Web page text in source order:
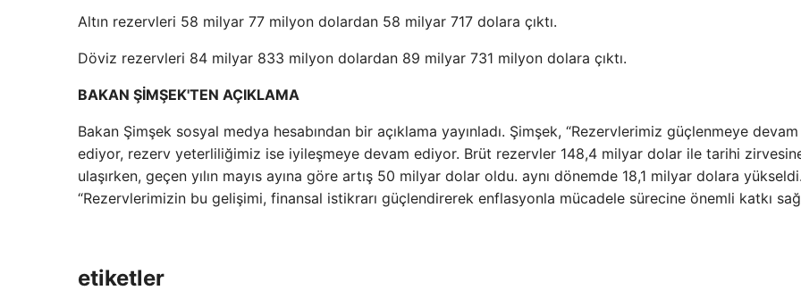
Altın rezervleri 58 milyar 77 milyon dolardan 58 milyar 717 dolara çıktı.
Döviz rezervleri 84 milyar 833 milyon dolardan 89 milyar 731 milyon dolara çıktı.
BAKAN ŞİMŞEK'TEN AÇIKLAMA
Bakan Şimşek sosyal medya hesabından bir açıklama yayınladı. Şimşek, “Rezervlerimiz güçlenmeye devam
ediyor, rezerv yeterliliğimiz ise iyileşmeye devam ediyor. Brüt rezervler 148,4 milyar dolar ile tarihi
ulaşırken, geçen yılın mayıs ayına göre artış 50 milyar dolar oldu. aynı dönemde 18,1 milyar dolara
“Rezervlerimizin bu gelişimi, finansal istikrarı güçlendirerek enflasyonla mücadele sürecine önemli katkı
etiketler